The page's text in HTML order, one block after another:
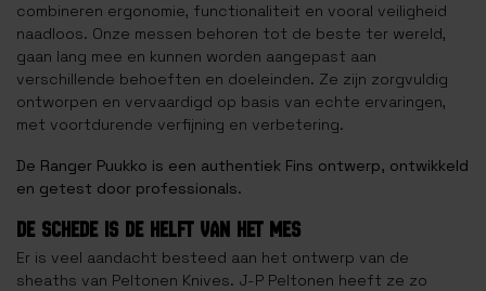
combineren ergonomie, functionaliteit en vooral veiligheid
naadloos. Onze messen behoren tot de beste ter wereld,
gaan lang mee en kunnen worden aangepast aan
verschillende behoeften en doeleinden. Ze zijn zorgvuldig
ontworpen en vervaardigd op basis van echte ervaringen,
met voortdurende verfijning en verbetering.
De Ranger Puukko is een authentiek Fins ontwerp, ontwikkeld
en getest door professionals.
DE SCHEDE IS DE HELFT VAN HET MES
Er is veel aandacht besteed aan het ontwerp van de
sheaths van Peltonen Knives. J-P Peltonen heeft ze zo